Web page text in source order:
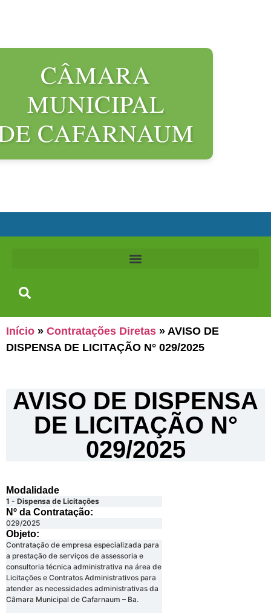
CÂMARA
MUNICIPAL
CAFARNAUM
Início » Contratações Diretas » AVISO DE
DISPENSA DE LICITAÇÃO N° 029/2025
AVISO DE DISPENSA
DE LICITAÇÃO N°
029/2025
Modalidade
1 - Dispensa de Licitações
Nº da Contratação:
029/2025
Objeto:
Contratação de empresa especializada para
a prestação de serviços de assessoria e
consultoria técnica administrativa na área de
Licitações e Contratos Administrativos para
atender as necessidades administrativas da
Câmara Municipal de Cafarnaum – Ba.